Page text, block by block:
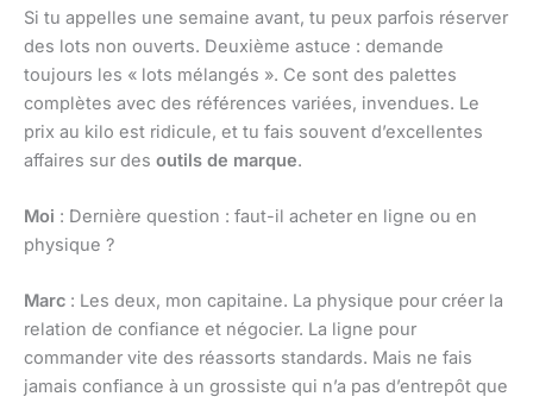
Si tu appelles une semaine avant, tu peux parfois réserver
des lots non ouverts. Deuxième astuce : demande
toujours les « lots mélangés ». Ce sont des palettes
complètes avec des références variées, invendues. Le
prix au kilo est ridicule, et tu fais souvent d’excellentes
affaires sur des outils de marque.
Moi : Dernière question : faut-il acheter en ligne ou en
physique ?
Marc : Les deux, mon capitaine. La physique pour créer la
relation de confiance et négocier. La ligne pour
commander vite des réassorts standards. Mais ne fais
jamais confiance à un grossiste qui n’a pas d’entrepôt que